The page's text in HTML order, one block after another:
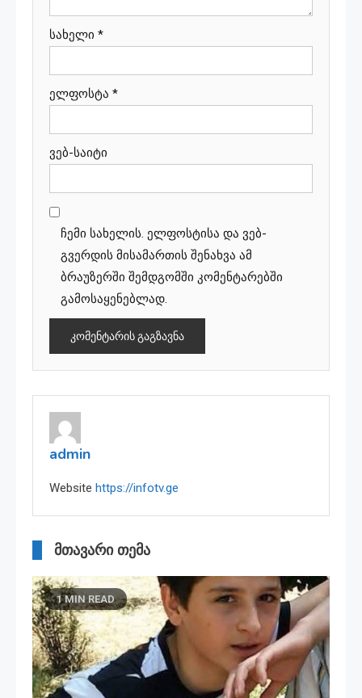
სახელი *
ელფოსტა *
ვებ-საიტი
ჩემი სახელის. ელფოსტისა და ვებ-
გვერდის მისამართის შენახვა ამ
ბრაუზერში შემდგომში კომენტარებში
გამოსაყენებლად.
admin
Website https://infotv.ge
მთავარი თემა
1 MIN READ